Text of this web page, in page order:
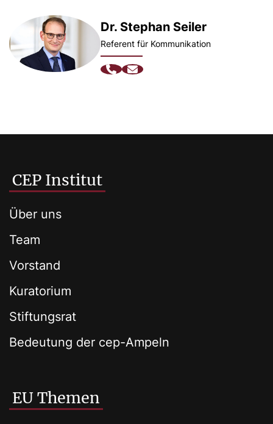
Dr. Stephan Seiler
Referent für Kommunikation
CEP Institut
Über uns
Team
Vorstand
Kuratorium
Stiftungsrat
Bedeutung der cep-Ampeln
EU Themen